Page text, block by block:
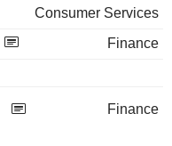
Consumer Services
Finance
Finance